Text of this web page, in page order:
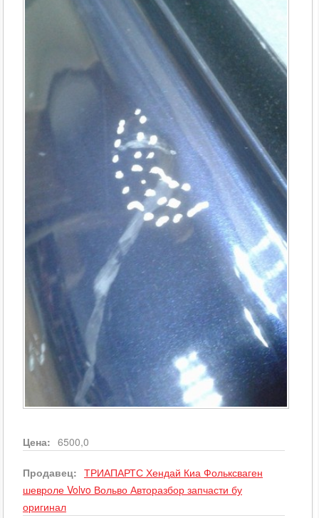
Цена: 6500,0
Продавец: ТРИАПАРТС Хендай Киа Фольксваген
шевроле Volvo Вольво Авторазбор запчасти бу
оригинал